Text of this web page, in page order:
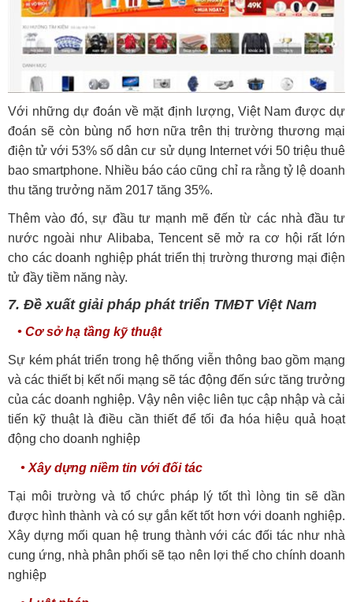
Với những dự đoán về mặt định lượng, Việt Nam được dự
đoán sẽ còn bùng nổ hơn nữa trên thị trường thương mại
điện tử với 53% số dân cư sử dụng Internet với 50 triệu thuê
bao smartphone. Nhiều báo cáo cũng chỉ ra rằng tỷ lệ doanh
thu tăng trưởng năm 2017 tăng 35%.
Thêm vào đó, sự đầu tư mạnh mẽ đến từ các nhà đầu tư
nước ngoài như Alibaba, Tencent sẽ mở ra cơ hội rất lớn
cho các doanh nghiệp phát triển thị trường thương mại điện
tử đầy tiềm năng này.
7. Đề xuất giải pháp phát triển TMĐT Việt Nam
• Cơ sở hạ tầng kỹ thuật
Sự kém phát triển trong hệ thống viễn thông bao gồm mạng
và các thiết bị kết nối mạng sẽ tác động đến sức tăng trưởng
của các doanh nghiệp. Vậy nên việc liên tục cập nhập và cải
tiến kỹ thuật là điều cần thiết để tối đa hóa hiệu quả hoạt
động cho doanh nghiệp
• Xây dựng niềm tin với đối tác
Tại môi trường và tổ chức pháp lý tốt thì lòng tin sẽ dần
được hình thành và có sự gắn kết tốt hơn với doanh nghiệp.
Xây dựng mối quan hệ trung thành với các đối tác như nhà
cung ứng, nhà phân phối sẽ tạo nên lợi thế cho chính doanh
nghiệp